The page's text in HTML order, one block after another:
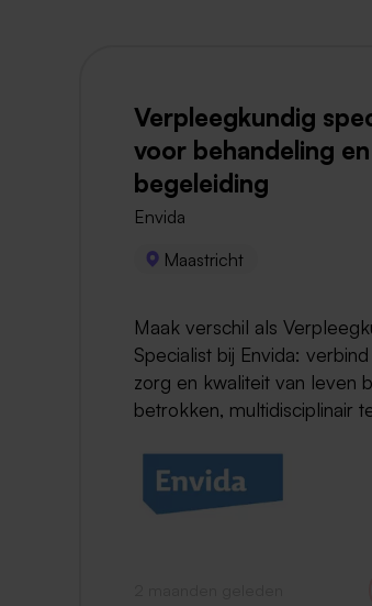
Verpleegkundig
voor behandeling en
begeleiding
Envida
Maastricht
Maak verschil als
Specialist bij Envida:
zorg en kwaliteit van leven
betrokken, multidisciplinair